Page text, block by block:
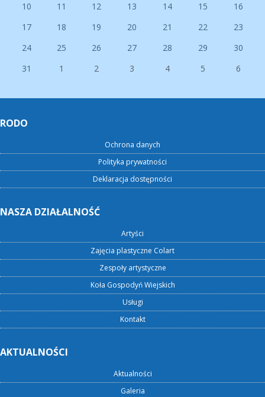
10
11 12 13 14 15
16
17
18 19 20 21 22
23
24
25 26 27 28 29
30
31
1 2 3 4 5 6
RODO
Ochrona danych
Polityka prywatności
Deklaracja dostępności
NASZA DZIAŁALNOŚĆ
Artyści
Zajęcia plastyczne Colart
Zespoły artystyczne
Koła Gospodyń Wiejskich
Usługi
Kontakt
AKTUALNOŚCI
Aktualności
Galeria